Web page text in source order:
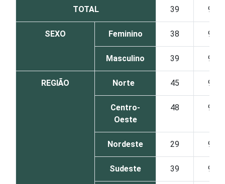
TOTAL 39 96
SEXO Feminino 38 96
Masculino 39 96
REGIÃO Norte 45 97
Centro-
Oeste
48 93
Nordeste 29 97
Sudeste 39 96